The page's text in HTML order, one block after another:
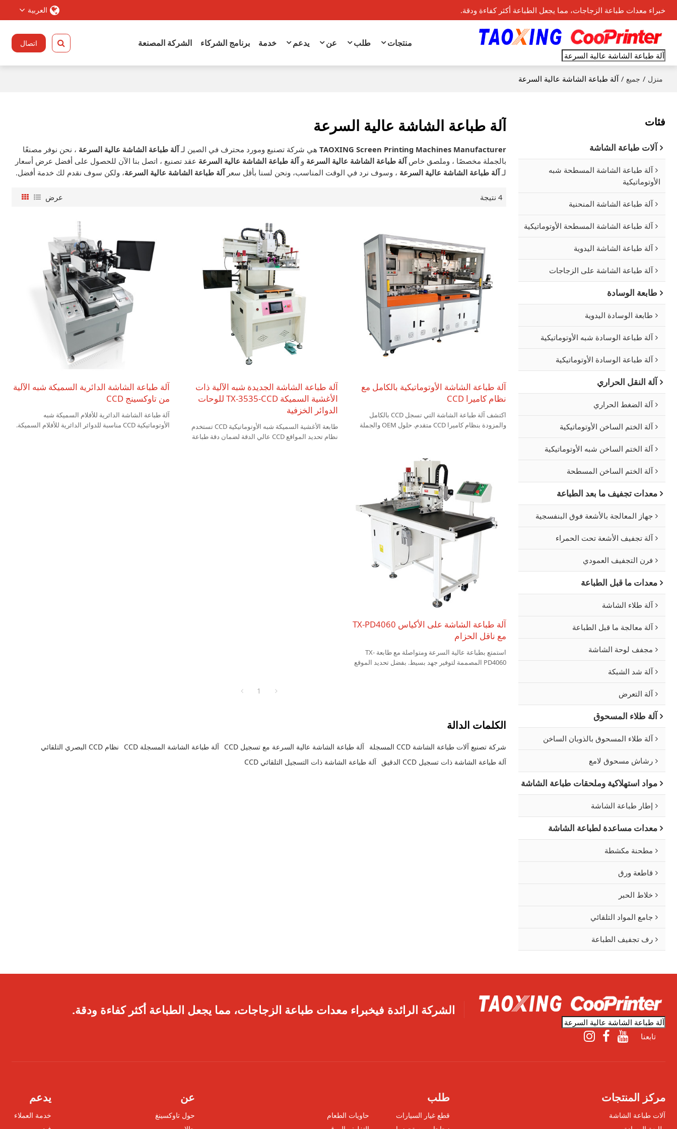
خبراء معدات طباعة الزجاجات، مما يجعل الطباعة أكثر كفاءة ودقة. العربية
منتجات طلب عن يدعم خدمة برنامج الشركاء الشركة المصنعة اتصال
منزل / جميع / آلة طباعة الشاشة عالية السرعة
آلة طباعة الشاشة عالية السرعة
TAOXING Screen Printing Machines Manufacturerهي شركة تصنيع ومورد محترف في الصين لـآلة طباعة الشاشة عالية السرعة ، نحن نوفر مصنعًا
بالجملة مخصصًا ، وملصق خاصآلة طباعة الشاشة عالية السرعة وآلة طباعة الشاشة عالية السرعة عقد تصنيع ، اتصل بنا الآن للحصول على أفضل عرض أسعار
لـآلة طباعة الشاشة عالية السرعة ، وسوف نرد في الوقت المناسب، ونحن لسنا بأقل سعرآلة طباعة الشاشة عالية السرعة، ولكن سوف نقدم لك خدمة أفضل.
4 نتيجة عرض
آلة طباعة الشاشة الأوتوماتيكية بالكامل مع
نظام كاميرا CCD
اكتشف آلة طباعة الشاشة التي تسجل CCD بالكامل
والمزودة بنظام كاميرا CCD متقدم. حلول OEM والجملة
آلة طباعة الشاشة الجديدة شبه الآلية ذات
الأغشية السميكة TX-3535-CCD للوحات
الدوائر الخزفية
طابعة الأغشية السميكة شبه الأوتوماتيكية CCD تستخدم
نظام تحديد المواقع CCD عالي الدقة لضمان دقة طباعة
آلة طباعة الشاشة الدائرية السميكة شبه الآلية
من تاوكسينج CCD
آلة طباعة الشاشة الدائرية للأفلام السميكة شبه
الأوتوماتيكية CCD مناسبة للدوائر الدائرية للأفلام السميكة.
آلة طباعة الشاشة على الأكياس TX-PD4060
مع ناقل الحزام
استمتع بطباعة عالية السرعة ومتواصلة مع طابعة TX-
PD4060 المصممة لتوفير جهد بسيط. بفضل تحديد الموقع
1
الكلمات الدالة
شركة تصنيع آلات طباعة الشاشة CCD المسجلة آلة طباعة الشاشة عالية السرعة مع تسجيل CCD آلة طباعة الشاشة المسجلة CCD
نظام CCD البصري التلقائي
آلة طباعة الشاشة ذات تسجيل CCD الدقيق
آلة طباعة الشاشة ذات التسجيل التلقائي CCD
فئات
آلات طباعة الشاشة
آلة طباعة الشاشة المسطحة شبه
الأوتوماتيكية
آلة طباعة الشاشة المنحنية
آلة طباعة الشاشة المسطحة الأوتوماتيكية
آلة طباعة الشاشة اليدوية
آلة طباعة الشاشة على الزجاجات
طابعة الوسادة
طابعة الوسادة اليدوية
آلة طباعة الوسادة شبه الأوتوماتيكية
آلة طباعة الوسادة الأوتوماتيكية
آلة النقل الحراري
آلة الضغط الحراري
آلة الختم الساخن الأوتوماتيكية
آلة الختم الساخن شبه الأوتوماتيكية
آلة الختم الساخن المسطحة
معدات تجفيف ما بعد الطباعة
جهاز المعالجة بالأشعة فوق البنفسجية
آلة تجفيف الأشعة تحت الحمراء
فرن التجفيف العمودي
معدات ما قبل الطباعة
آلة طلاء الشاشة
آلة معالجة ما قبل الطباعة
مجفف لوحة الشاشة
آلة شد الشبكة
آلة التعرض
آلة طلاء المسحوق
آلة طلاء المسحوق بالذوبان الساخن
رشاش مسحوق لامع
مواد استهلاكية وملحقات طباعة الشاشة
إطار طباعة الشاشة
معدات مساعدة لطباعة الشاشة
مطحنة مكشطة
قاطعة ورق
خلاط الحبر
جامع المواد التلقائي
رف تجفيف الطباعة
الشركة الرائدة فيخبراء معدات طباعة الزجاجات، مما يجعل الطباعة أكثر كفاءة ودقة.
تابعنا
مركز المنتجات
آلات طباعة الشاشة
طلب
قطع غيار السيارات
حاويات الطعام
عن
حول تاوكسينغ
يدعم
خدمة العملاء